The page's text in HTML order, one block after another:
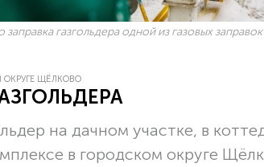
заправка газгольдера одной из газовых
ОКРУГЕ ЩЁЛКОВО
на дачном участке, в
в городском округе